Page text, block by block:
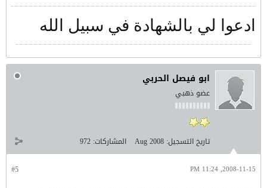
ادعوا لي بالشهادة في سبيل الله
ابو فيصل الحربي
عضو ذهبي
تاريخ التسجيل: Aug 2008 المشاركات: 972
#5 2008-11-15, 11:24 PM